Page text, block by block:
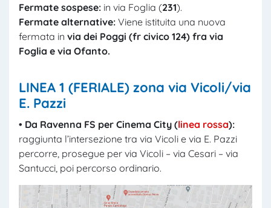
Fermate sospese: in via Foglia (231).
Fermate alternative: Viene istituita una nuova
fermata in via dei Poggi (fr civico 124) fra via
Foglia e via Ofanto.
LINEA 1 (FERIALE) zona via Vicoli/via
E. Pazzi
• Da Ravenna FS per Cinema City (linea rossa):
raggiunta l’intersezione tra via Vicoli e via E. Pazzi
percorre, prosegue per via Vicoli – via Cesari – via
Santucci, poi percorso ordinario.